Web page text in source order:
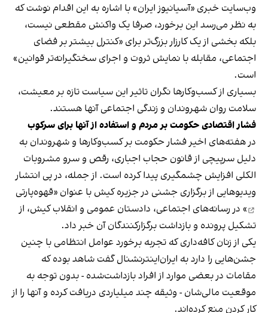
وب‌سایت خبری «آسیانیوز ایران» با اشاره به این اقدام نوشت که
به نظر می‌رسد این برخورد، صرفا یک واکنش مقطعی نیست،
بلکه بخشی از یک کارزار بزرگ‌تر برای «کنترل بیشتر بر فضای
اجتماعی، مقابله با نمایش ثروت و اجرای سختگیرانه‌تر قوانین»
است.
بسیاری از کسب‌وکارها نگران تاثیر این سیاست‌ تازه بر معیشت،
سلامت روان شهروندان و زندگی اجتماعی آنها هستند.
فشار اقتصادی حکومت بر مردم و استفاده از آنها برای سرکوب
در هفته‌های اخیر فشار حکومت بر کسب‌وکارها و شهروندان به
دلیل سرپیچی از قانون حجاب اجباری، رقص و سرو مشروبات
الکلی افزایش چشمگیری پیدا کرده است. از جمله، در پی انتشار
ویدیوهایی از برگزاری جشنی در جزیره کیش با عنوان «قهوه‌پارتی
» در رسانه‌های اجتماعی، دادستان عمومی و انقلاب کیش، از
تشکیل پرونده و بازداشت برگزارکنندگان آن خبر داد.
یکی از زنان کافه‌داری که تجربه برخورد عوامل انتظامی با چنین
جشن‌هایی را دارد به ایران‌اینترنشنال گفت شاهد بوده که
مقامات در بعضی موارد از افراد بازداشت‌‌شده - بدون توجه به
موقعیت مالی‌شان - وثیقه چند میلیاردی دریافت کرده و آنها را از
کار کردن منع کرده‌اند.